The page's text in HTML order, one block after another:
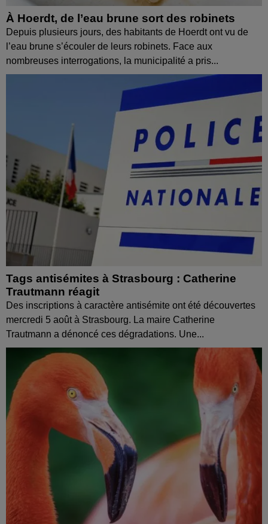
À Hoerdt, de l’eau brune sort des robinets
Depuis plusieurs jours, des habitants de Hoerdt ont vu de
l’eau brune s’écouler de leurs robinets. Face aux
nombreuses interrogations, la municipalité a pris...
Tags antisémites à Strasbourg : Catherine
Trautmann réagit
Des inscriptions à caractère antisémite ont été découvertes
mercredi 5 août à Strasbourg. La maire Catherine
Trautmann a dénoncé ces dégradations. Une...